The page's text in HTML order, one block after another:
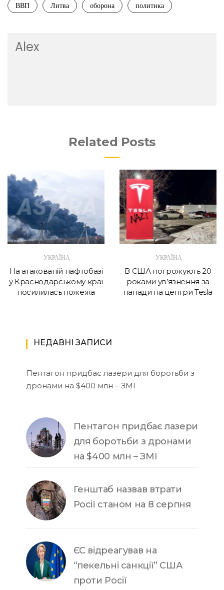
ВВП Литва оборона политика
Alex
Related Posts
УКРАЇНА
На атакованій нафтобазі
у Краснодарському краї
посилилась пожежа
УКРАЇНА
В США погрожують 20
роками ув’язнення за
напади на центри Tesla
НЕДАВНІ ЗАПИСИ
Пентагон придбає лазери для боротьби з
дронами на $400 млн – ЗМІ
Пентагон придбає лазери
для боротьби з дронами
на $400 млн – ЗМІ
Генштаб назвав втрати
Росії станом на 8 серпня
ЄС відреагував на
“пекельні санкції” США
проти Росії